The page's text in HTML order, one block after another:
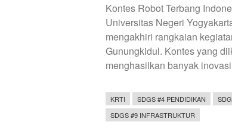
Kontes Robot Terbang
Universitas Negeri
mengakhiri rangkaian
Gunungkidul. Kontes yang
menghasilkan banyak
KRTI SDGS #4 PENDIDIKAN
SDGS #9 INFRASTRUKTUR